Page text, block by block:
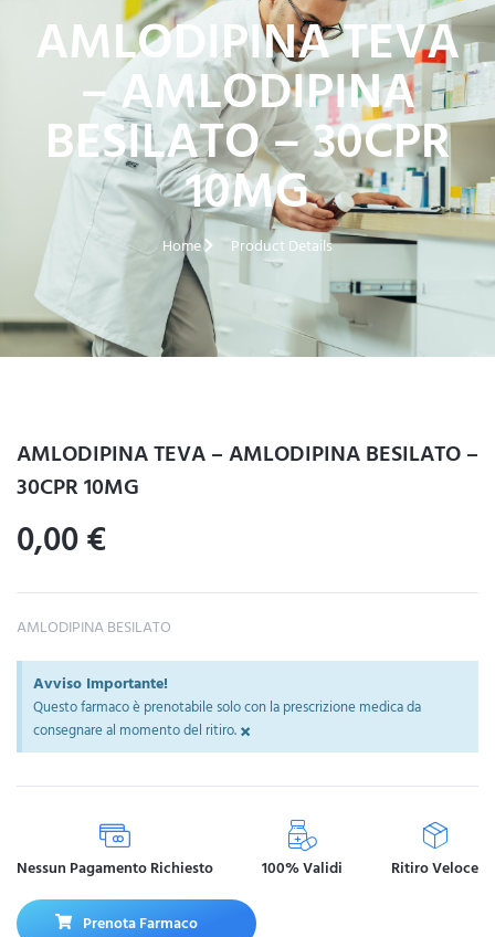
AMLODIPINA TEVA
– AMLODIPINA
BESILATO – 30CPR
10MG
Home Product Details
AMLODIPINA TEVA – AMLODIPINA BESILATO –
30CPR 10MG
0,00€
AMLODIPINA BESILATO
Avviso Importante!
Questo farmaco è prenotabile solo con la prescrizione medica da
consegnare al momento del ritiro.×
Nessun Pagamento Richiesto 100% Validi Ritiro Veloce
Prenota Farmaco